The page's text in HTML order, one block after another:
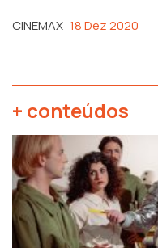
CINEMAX 18 Dez 2020
+ conteúdos